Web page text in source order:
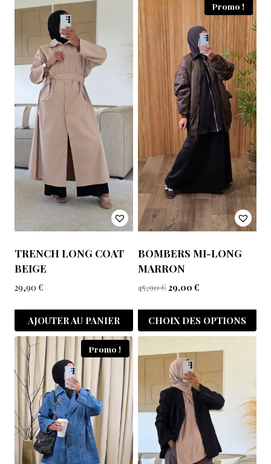
TRENCH LONG COAT
BEIGE
29,90 €
AJOUTER AU PANIER
Promo !
BOMBERS MI-LONG
MARRON
45,90€29,00 €
CHOIX DES OPTIONS
Promo !